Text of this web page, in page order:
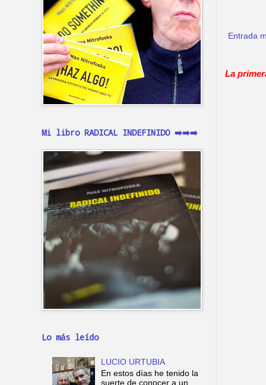
Entrada
La
Mi libro RADICAL INDEFINIDO ➡️➡️➡️
Lo más leído
LUCIO URTUBIA
En estos días he tenido la
suerte de conocer a un